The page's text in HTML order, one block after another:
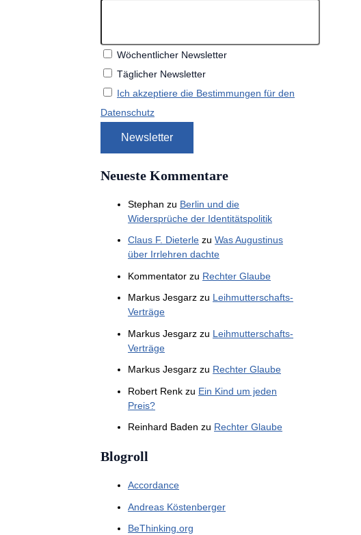
Wöchentlicher Newsletter
Täglicher Newsletter
Ich akzeptiere die Bestimmungen für den
Datenschutz
Neueste Kommentare
Stephan zu Berlin und die
Widersprüche der Identitätspolitik
Claus F. Dieterle zu Was Augustinus
über Irrlehren dachte
Kommentator zu Rechter Glaube
Markus Jesgarz zu Leihmutterschafts-
Verträge
Markus Jesgarz zu Leihmutterschafts-
Verträge
Markus Jesgarz zu Rechter Glaube
Robert Renk zu Ein Kind um jeden
Preis?
Reinhard Baden zu Rechter Glaube
Blogroll
Accordance
Andreas Köstenberger
BeThinking.org